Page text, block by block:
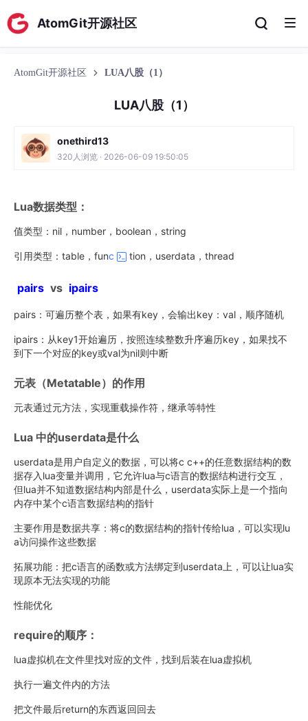
AtomGit开源社区
AtomGit开源社区 LUA八股（1）
LUA八股（1）
onethird13
320人浏览 · 2026-06-09 19:50:05
Lua数据类型：
值类型：nil，number，boolean，string
引用类型：table，func tion，userdata，thread
pairs vs ipairs
pairs：可遍历整个表，如果有key，会输出key：val，顺序随机
ipairs：从key1开始遍历，按照连续整数升序遍历key，如果找不
到下一个对应的key或val为nil则中断
元表（Metatable）的作用
元表通过元方法，实现重载操作符，继承等特性
Lua 中的userdata是什么
userdata是用户自定义的数据，可以将c c++的任意数据结构的数
据存入lua变量并调用，它允许lua与c语言的数据结构进行交互，
但lua并不知道数据结构内部是什么，userdata实际上是一个指向
内存中某个c语言数据结构的指针
主要作用是数据共享：将c的数据结构的指针传给lua，可以实现lu
a访问操作这些数据
拓展功能：把c语言的函数或方法绑定到userdata上，可以让lua实
现原本无法实现的功能
性能优化
require的顺序：
lua虚拟机在文件里找对应的文件，找到后装在lua虚拟机
执行一遍文件内的方法
把文件最后return的东西返回回去